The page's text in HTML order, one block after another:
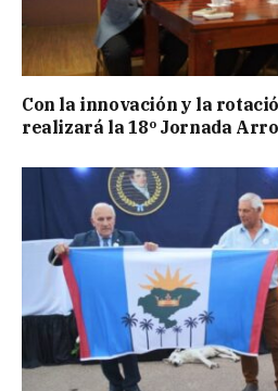
Con la innovación y la
realizará la 18º Jornada